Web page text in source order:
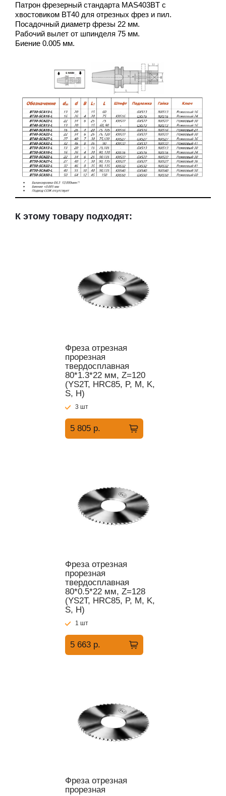
Патрон фрезерный стандарта MAS403BT с
хвостовиком BT40 для отрезных фрез и пил.
Посадочный диаметр фрезы 22 мм.
Рабочий вылет от шпинделя 75 мм.
Биение 0.005 мм.
К этому товару подходят:
Фреза отрезная
прорезная
твердосплавная
80*1.3*22 мм, Z=120
(YS2T, HRC85, P, M, K,
S, H)
3 шт
5 805 р.
Фреза отрезная
прорезная
твердосплавная
80*0.5*22 мм, Z=128
(YS2T, HRC85, P, M, K,
S, H)
1 шт
5 663 р.
Фреза отрезная
прорезная